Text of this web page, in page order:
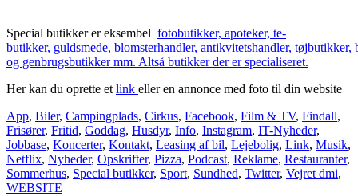
Special butikker er eksembel fotobutikker, apoteker, te-
butikker, guldsmede, blomsterhandler, antikvitetshandler, tøjbutikker,
og genbrugsbutikker mm. Altså butikker der er specialiseret.
Her kan du oprette etlink eller en annonce med foto til din website
App, Biler, Campingplads, Cirkus, Facebook, Film & TV, Findall,
Frisører, Fritid, Goddag, Husdyr, Info, Instagram, IT-Nyheder,
Jobbase, Koncerter, Kontakt, Leasing af bil, Lejebolig, Link, Musik,
Netflix, Nyheder, Opskrifter, Pizza, Podcast, Reklame, Restauranter,
Sommerhus, Special butikker, Sport, Sundhed, Twitter, Vejret dmi,
WEBSITE